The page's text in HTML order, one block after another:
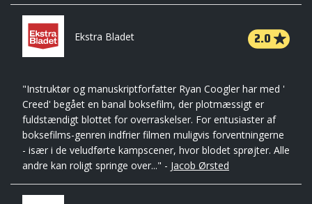
Ekstra Bladet 2.0
"Instruktør og manuskriptforfatter Ryan Coogler har med '
Creed' begået en banal boksefilm, der plotmæssigt er
fuldstændigt blottet for overraskelser. For entusiaster af
boksefilms-genren indfrier filmen muligvis forventningerne
- især i de veludførte kampscener, hvor blodet sprøjter. Alle
andre kan roligt springe over..." - Jacob Ørsted